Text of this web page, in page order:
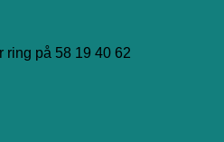
ring på 58 19 40 62